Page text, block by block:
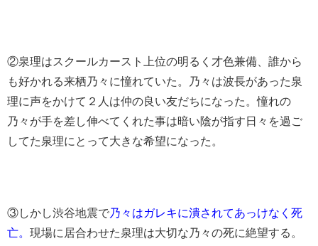
②泉理はスクールカースト上位の明るく才色兼備、誰から
も好かれる来栖乃々に憧れていた。乃々は波長があった泉
理に声をかけて２人は仲の良い友だちになった。憧れの
乃々が手を差し伸べてくれた事は暗い陰が指す日々を過ご
してた泉理にとって大きな希望になった。
③しかし渋谷地震で乃々はガレキに潰されてあっけなく死
亡。 現場に居合わせた泉理は大切な乃々の死に絶望する。